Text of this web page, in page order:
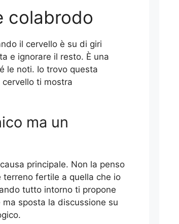
colabrodo
il cervello è su di giri
e ignorare il resto. È una
le noti. Io trovo questa
ti mostra
ma un
principale. Non la penso
fertile a quella che io
tutto intorno ti propone
sposta la discussione su